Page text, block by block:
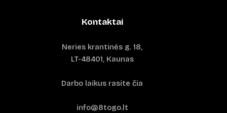
Kontaktai
Neries krantinės g. 18,
LT-48401, Kaunas
Darbo laikus rasite čia
info@8togo.lt